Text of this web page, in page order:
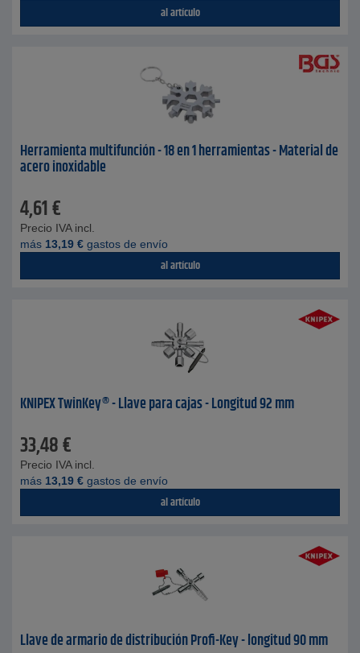
al artículo
Herramienta multifunción - 18 en 1 herramientas - Material de
acero inoxidable
4,61€
Precio IVA incl.
más 13,19 € gastos de envío
al artículo
KNIPEX TwinKey® - Llave para cajas - Longitud 92 mm
33,48€
Precio IVA incl.
más 13,19 € gastos de envío
al artículo
Llave de armario de distribución Profi-Key - longitud 90 mm